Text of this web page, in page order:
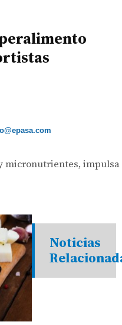
micronutrientes, impulsa
Noticias